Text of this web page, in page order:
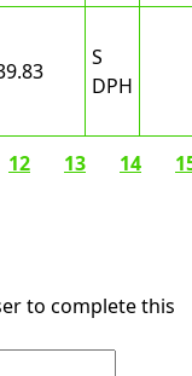
S
DPH
12 13 14
to complete this